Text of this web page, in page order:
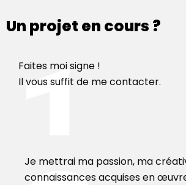
Un projet en cours ?
Faites moi signe !
Il vous suffit de me contacter.
Je mettrai ma passion, ma
connaissances acquises en